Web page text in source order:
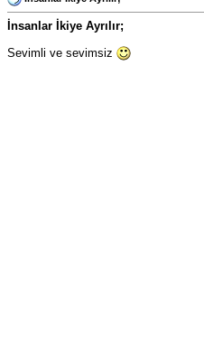
İnsanlar İkiye Ayrılır;
Sevimli ve sevimsiz